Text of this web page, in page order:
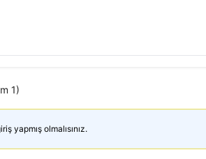
1)
yapmış olmalısınız.